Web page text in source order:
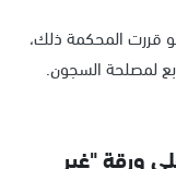
قررت المحكمة ذلك،
لمصلحة السجون.
ورقة "غير